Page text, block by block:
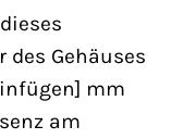
des Gehäuses
mm
am